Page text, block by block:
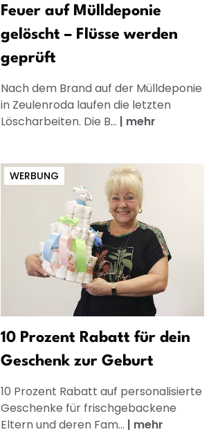
Feuer auf Mülldeponie
gelöscht – Flüsse werden
geprüft
Nach dem Brand auf der Mülldeponie
in Zeulenroda laufen die letzten
Löscharbeiten. Die B... | mehr
WERBUNG
10 Prozent Rabatt für dein
Geschenk zur Geburt
10 Prozent Rabatt auf personalisierte
Geschenke für frischgebackene
Eltern und deren Fam... | mehr